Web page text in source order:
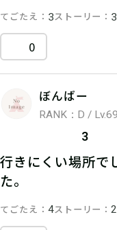
てごたえ 3ストーリー 3
0
ぼんばー
RANK：D / Lv.69
3
行きにくい場所で
た。
てごたえ 4ストーリー 2